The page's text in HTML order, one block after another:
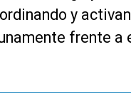
y
frente a